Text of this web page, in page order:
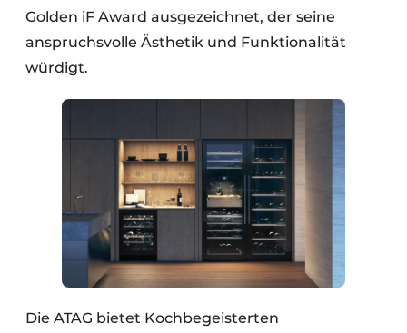
Golden iF Award ausgezeichnet, der seine
anspruchsvolle Ästhetik und Funktionalität
würdigt.
Die ATAG bietet Kochbegeisterten